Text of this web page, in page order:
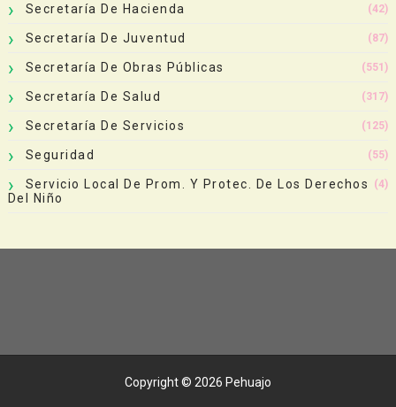
Secretaría De Hacienda (42)
Secretaría De Juventud (87)
Secretaría De Obras Públicas (551)
Secretaría De Salud (317)
Secretaría De Servicios (125)
Seguridad (55)
Servicio Local De Prom. Y Protec. De Los Derechos
Del Niño
(4)
Copyright © 2026 Pehuajo